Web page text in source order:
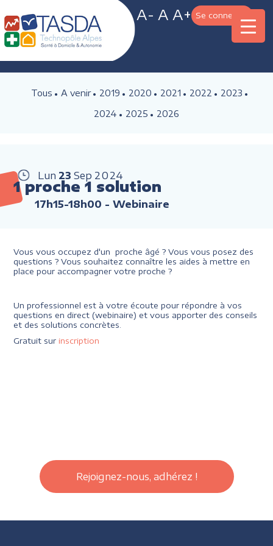
A- A A+ Se connecter
Tous A venir 2019 2020 2021 2022
2023
2024
2025 2026
Lun 23 Sep 2024
1 proche 1 solution
17h15-18h00 - Webinaire
Vous vous occupez d'un proche âgé ? Vous vous posez des
questions ? Vous souhaitez connaître les aides à mettre en
place pour accompagner votre proche ?
Un professionnel est à votre écoute pour répondre à vos
questions en direct (webinaire) et vous apporter des conseils
et des solutions concrètes.
Gratuit sur inscription
Rejoignez-nous, adhérez !